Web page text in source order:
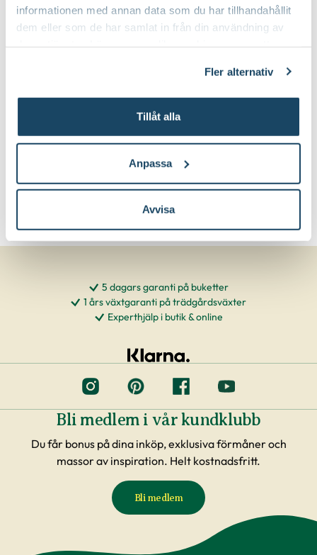
informationen med annan data som du har tillhandahållit
dem eller som de har samlat in från din användning av
Fler alternativ
Tillåt alla
Anpassa
Avvisa
Jordprodukter: Planteringsjord och naturgödsel
Beskärningssätt:
marknivå
5 dagars garanti på buketter
1 års växtgaranti på trädgårdsväxter
Experthjälp i butik & online
Bli medlem i vår kundklubb
Du får bonus på dina inköp, exklusiva förmåner och
massor av inspiration. Helt kostnadsfritt.
Bli medlem